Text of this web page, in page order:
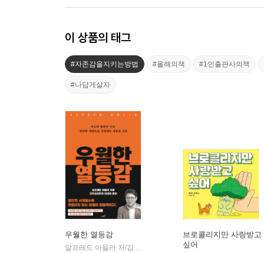
이 상품의 태그
#자존감을지키는방법 #올해의책 #1인출판사의책
#나답게살자
우월한 열등감
알프레드 아들러 저/김경일 역
브로콜리지만 사랑받고
싶어